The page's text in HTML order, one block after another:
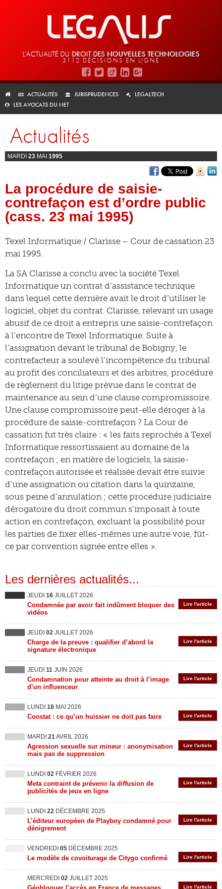
L'ACTUALITÉ DU DROIT DES NOUVELLES TECHNOLOGIES
3112 DÉCISIONS EN LIGNE
ACTUALITÉS JURISPRUDENCES
LEGALTECH
LES AVOCATS DU NET
Actualités
MARDI 23 MAI 1995
La procédure de saisie-
contrefaçon est d’ordre public
(cass. 23 mai 1995)
Texel Informatique / Clarisse – Cour de cassation 23
mai 1995.
La SA Clarisse a conclu avec la société Texel
Informatique un contrat d’assistance technique
dans lequel cette dernière avait le droit d’utiliser le
logiciel, objet du contrat. Clarisse, relevant un usage
abusif de ce droit a entrepris une saisie-contrefaçon
à l’encontre de Texel Informatique. Suite à
l’assignation devant le tribunal de Bobigny, le
contrefacteur a soulevé l’incompétence du tribunal
au profit des conciliateurs et des arbitres, procédure
de règlement du litige prévue dans le contrat de
maintenance au sein d’une clause compromissoire.
Une clause compromissoire peut-elle déroger à la
procédure de saisie-contrefaçon ? La Cour de
cassation fut très claire : « les faits reprochés à Texel
Informatique ressortissaient au domaine de la
contrefaçon ; en matière de logiciels, la saisie-
contrefaçon autorisée et réalisée devait être suivie
d’une assignation ou citation dans la quinzaine,
sous peine d’annulation ; cette procédure judiciaire
dérogatoire du droit commun s’imposait à toute
action en contrefaçon, excluant la possibilité pour
les parties de fixer elles-mêmes une autre voie, fût-
ce par convention signée entre elles ».
Les dernières actualités...
JEUDI 16 JUILLET 2026
Lire l'article
Condamnée par avoir fait indûment bloquer des
vidéos
JEUDI 02 JUILLET 2026
Lire l'article
Charge de la preuve : qualifier d’abord la
signature électronique
JEUDI 11 JUIN 2026
Lire l'article
Condamnation pour atteinte au droit à l’image
d’un influenceur
LUNDI 18 MAI 2026
Lire l'article
Constat : ce qu’un huissier ne doit pas faire
MARDI 21AVRIL 2026
Lire l'article
Agression sexuelle sur mineur : anonymisation
mais pas de suppression
LUNDI 02 FÉVRIER 2026
Lire l'article
Meta contraint de prévenir la diffusion de
publicités de jeux en ligne
LUNDI 22 DÉCEMBRE 2025
Lire l'article
L’éditeur européen de Playboy condamné pour
dénigrement
VENDREDI 05 DÉCEMBRE 2025
Lire l'article
Le modèle de covoiturage de Citygo confirmé
MERCREDI 02 JUILLET 2025
Lire l'article